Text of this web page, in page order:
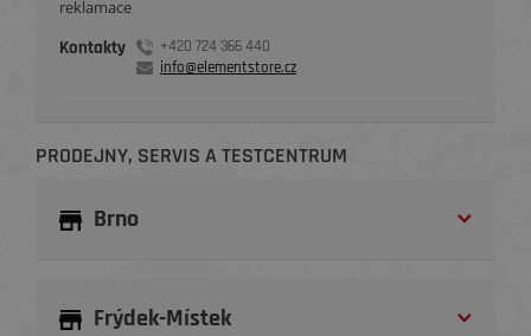
reklamace
Kontakty
+420 724 366 440
info@elementstore.cz
PRODEJNY, SERVIS A TESTCENTRUM
Brno
Frýdek-Místek